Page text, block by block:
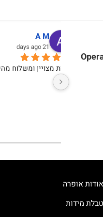
10 months ago
אודות אופרה
טבלת מידות